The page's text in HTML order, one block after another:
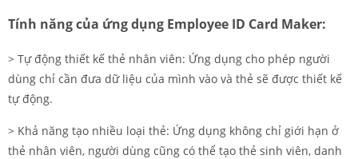
Tính năng của ứng dụng Employee ID Card Maker:
> Tự động thiết kế thẻ nhân viên: Ứng dụng cho phép người
dùng chỉ cần đưa dữ liệu của mình vào và thẻ sẽ được thiết kế
tự động.
> Khả năng tạo nhiều loại thẻ: Ứng dụng không chỉ giới hạn ở
thẻ nhân viên, người dùng cũng có thể tạo thẻ sinh viên, danh